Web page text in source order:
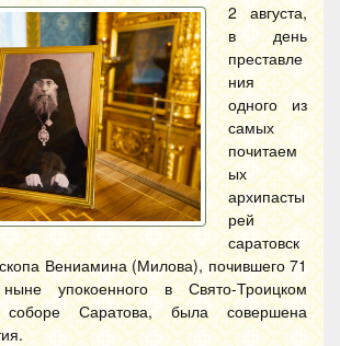
2 августа,
в день
преставле
ния
одного из
самых
почитаем
ых
архипасты
рей
саратовск
Вениамина (Милова), почившего 71
упокоенного в Свято-Троицком
соборе Саратова, была совершена